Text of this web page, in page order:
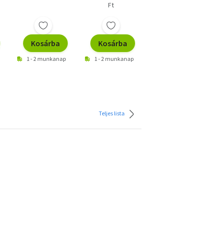
Kosárba
1 - 2 munkanap
Ft
Kosárba
1 - 2 munkanap
Teljes lista